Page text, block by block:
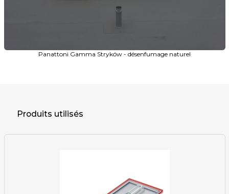
Panattoni Gamma Stryków - désenfumage naturel
Produits utilisés